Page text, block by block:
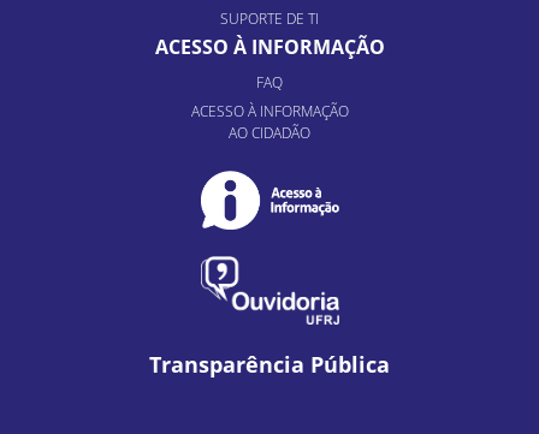
SUPORTE DE TI
ACESSO À INFORMAÇÃO
FAQ
ACESSO À INFORMAÇÃO
AO CIDADÃO
Transparência Pública